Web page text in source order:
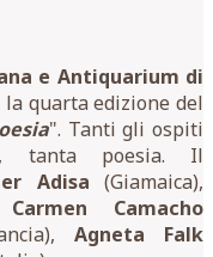
e Antiquarium di
la quarta edizione del
". Tanti gli ospiti
tanta poesia. Il
Adisa (Giamaica),
Carmen
Camacho
Agneta Falk